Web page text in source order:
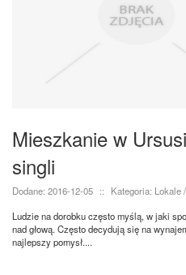
Mieszkanie w
singli
Dodane: 2016-12-05 ::
Kategoria: Lokale
Ludzie na dorobku często myślą, w jaki
nad głową. Często decydują się na
najlepszy pomysł....